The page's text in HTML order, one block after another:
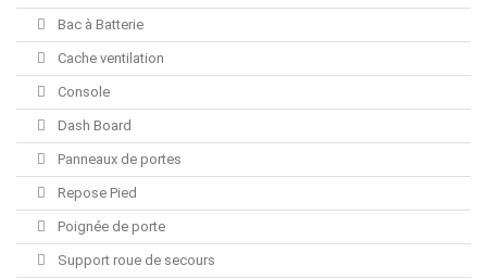
Bac à Batterie
Cache ventilation
Console
Dash Board
Panneaux de portes
Repose Pied
Poignée de porte
Support roue de secours